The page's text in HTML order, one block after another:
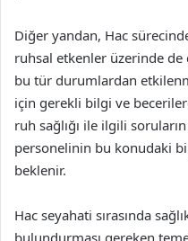
Diğer yandan, Hac
ruhsal etkenler üzerinde de
bu tür durumlardan
için gerekli bilgi ve
ruh sağlığı ile ilgili
personelinin bu konudaki
beklenir.
Hac seyahati sırasında
bulundurması gereken